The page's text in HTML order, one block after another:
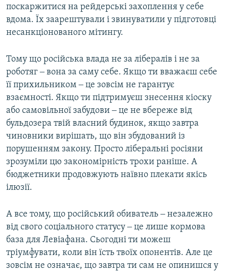
поскаржитися на рейдерські захоплення у себе
вдома. Їх заарештували і звинуватили у підготовці
несанкціонованого мітингу.
Тому що російська влада не за лібералів і не за
роботяг ‒ вона за саму себе. Якщо ти вважаєш себе
її прихильником ‒ це зовсім не гарантує
взаємності. Якщо ти підтримуєш знесення кіоску
або самовільної забудови ‒ це не вбереже від
бульдозера твій власний будинок, якщо завтра
чиновники вирішать, що він збудований із
порушенням закону. Просто ліберальні росіяни
зрозуміли цю закономірність трохи раніше. А
бюджетники продовжують наївно плекати якісь
ілюзії.
А все тому, що російський обиватель ‒ незалежно
від свого соціального статусу ‒ це лише кормова
база для Левіафана. Сьогодні ти можеш
тріумфувати, коли він їсть твоїх опонентів. Але це
зовсім не означає, що завтра ти сам не опинишся у